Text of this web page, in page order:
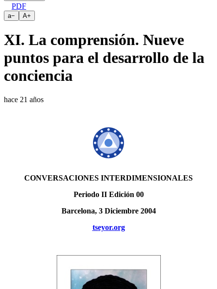
PDF
a− A+
XI. La comprensión. Nueve
puntos para el desarrollo de la
conciencia
hace 21 años
CONVERSACIONES INTERDIMENSIONALES
Periodo II Edición 00
Barcelona, 3 Diciembre 2004
tseyor.org